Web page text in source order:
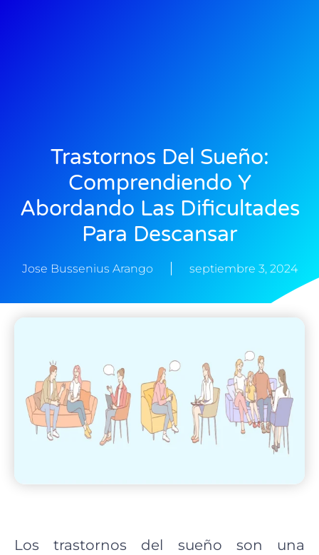
Trastornos Del Sueño:
Comprendiendo Y
Abordando Las Dificultades
Para Descansar
Jose Bussenius Arango septiembre 3, 2024
Los trastornos del sueño son una